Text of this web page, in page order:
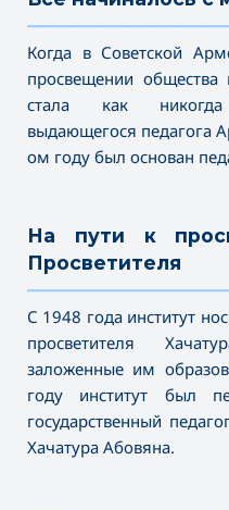
Когда в Советской
просвещении общества
стала как
выдающегося педагога
ом году был основан
На пути к
Просветителя
С 1948 года институт
просветителя
заложенные им
году институт был
государственный
Хачатура Абовяна.